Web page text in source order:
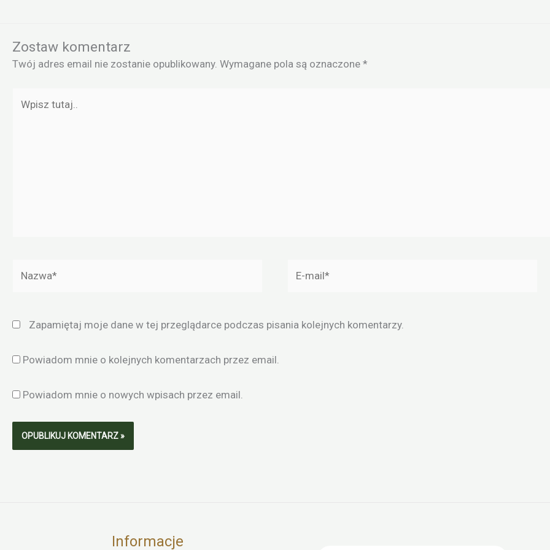
Zostaw komentarz
Twój adres email nie zostanie opublikowany. Wymagane pola są oznaczone *
tutaj..
mail*
Zapamiętaj moje dane w tej przeglądarce podczas pisania kolejnych komentarzy.
Powiadom mnie o kolejnych komentarzach przez email.
Powiadom mnie o nowych wpisach przez email.
Informacje